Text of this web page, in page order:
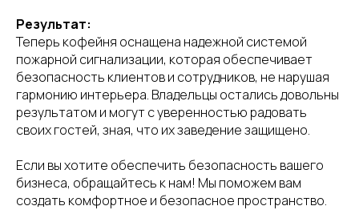
Результат:
Теперь кофейня оснащена надежной системой
пожарной сигнализации, которая обеспечивает
безопасность клиентов и сотрудников, не нарушая
гармонию интерьера. Владельцы остались довольны
результатом и могут с уверенностью радовать
своих гостей, зная, что их заведение защищено.
Если вы хотите обеспечить безопасность вашего
бизнеса, обращайтесь к нам! Мы поможем вам
создать комфортное и безопасное пространство.